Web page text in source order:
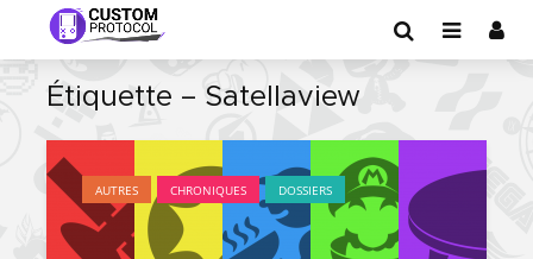
Étiquette – Satellaview
AUTRES CHRONIQUES DOSSIERS